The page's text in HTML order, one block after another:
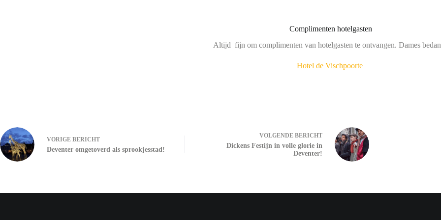
Complimenten hotelgasten
Altijd fijn om complimenten van hotelgasten te ontvangen. Dames
Hotel de Vischpoorte
VORIGE BERICHT
Deventer omgetoverd als sprookjesstad!
VOLGENDE BERICHT
Dickens Festijn in volle glorie in
Deventer!